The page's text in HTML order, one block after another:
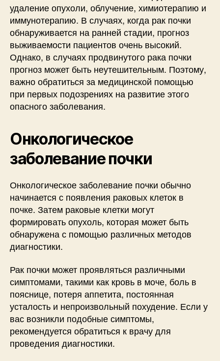
удаление опухоли, облучение, химиотерапию и
иммунотерапию. В случаях, когда рак почки
обнаруживается на ранней стадии, прогноз
выживаемости пациентов очень высокий.
Однако, в случаях продвинутого рака почки
прогноз может быть неутешительным. Поэтому,
важно обратиться за медицинской помощью
при первых подозрениях на развитие этого
опасного заболевания.
Онкологическое
заболевание почки
Онкологическое заболевание почки обычно
начинается с появления раковых клеток в
почке. Затем раковые клетки могут
формировать опухоль, которая может быть
обнаружена с помощью различных методов
диагностики.
Рак почки может проявляться различными
симптомами, такими как кровь в моче, боль в
пояснице, потеря аппетита, постоянная
усталость и непроизвольный похудение. Если у
вас возникли подобные симптомы,
рекомендуется обратиться к врачу для
проведения диагностики.